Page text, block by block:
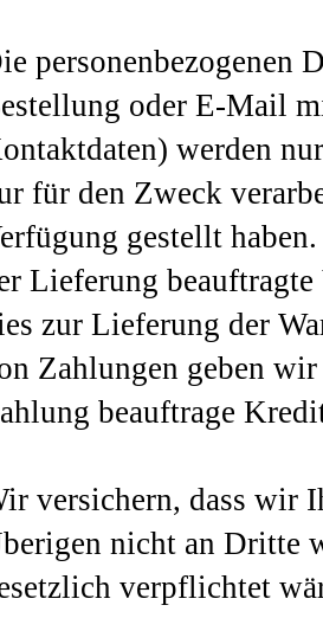
personenbezogenen
oder E-Mail
werden
für den Zweck
gestellt
Lieferung
zur Lieferung der
Zahlungen geben
beauftrage
versichern, dass wir
nicht an Dritte
verpflichtet